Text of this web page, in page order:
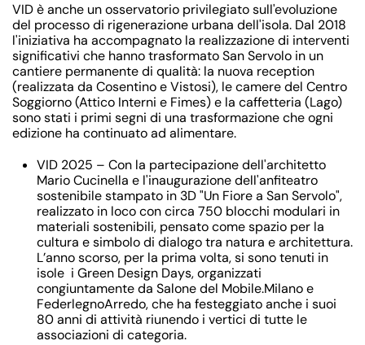
VID è anche unosservatorio privilegiato sull'evoluzione
del processo di rigenerazione urbana dell'isola. Dal 2018
l'iniziativa ha accompagnato la realizzazione di interventi
significativi che hanno trasformato San Servolo in un
cantiere permanente di qualità: la nuova reception
(realizzata da Cosentino e Vistosi), le camere del Centro
Soggiorno (Attico Interni e Fimes) e la caffetteria (Lago)
sono stati i primi segni di una trasformazione che ogni
edizione ha continuato ad alimentare.
VID 2025 – Con la partecipazione dell'architetto
Mario Cucinella e l'inaugurazione dell'anfiteatro
sostenibilestampato in 3D "Un Fiore a San Servolo",
realizzato in loco con circa 750 blocchi modulari in
materiali sostenibili, pensato come spazio per la
cultura e simbolo di dialogo tra natura e architettura.
L’anno scorso, per la prima volta, si sono tenuti in
isole i Green Design Days, organizzati
congiuntamente da Salone del Mobile.Milano e
FederlegnoArredo, che ha festeggiato anche i suoi
80 anni di attività riunendo i vertici di tutte le
associazioni di categoria.